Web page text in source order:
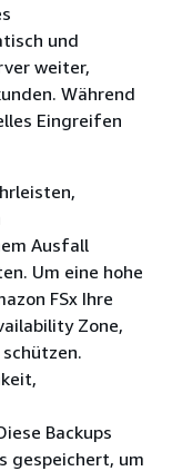
und
weiter,
Während
Eingreifen
Ausfall
Um eine hohe
FSx Ihre
Zone,
Backups
gespeichert, um